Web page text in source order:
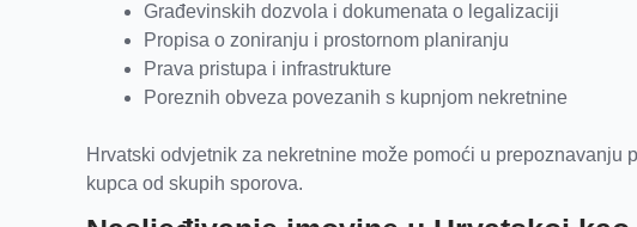
Građevinskih dozvola i dokumenata o legalizaciji
Propisa o zoniranju i prostornom planiranju
Prava pristupa i infrastrukture
Poreznih obveza povezanih s kupnjom nekretnine
Hrvatski odvjetnik za nekretnine može pomoći u prepoznavanju
kupca od skupih sporova.